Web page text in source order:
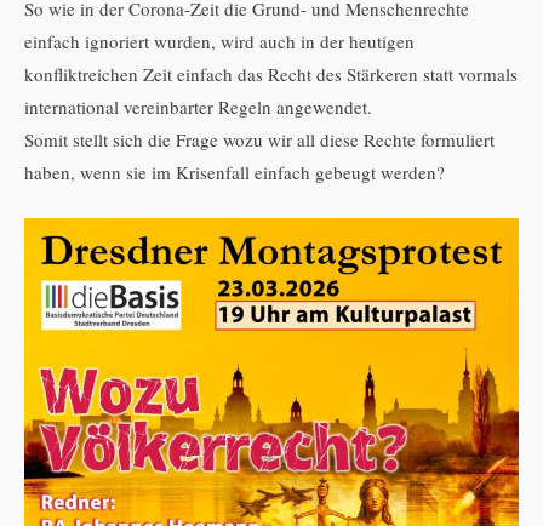
So wie in der Corona-Zeit die Grund- und Menschenrechte
einfach ignoriert wurden, wird auch in der heutigen
konfliktreichen Zeit einfach das Recht des Stärkeren statt vormals
international vereinbarter Regeln angewendet.
Somit stellt sich die Frage wozu wir all diese Rechte formuliert
haben, wenn sie im Krisenfall einfach gebeugt werden?